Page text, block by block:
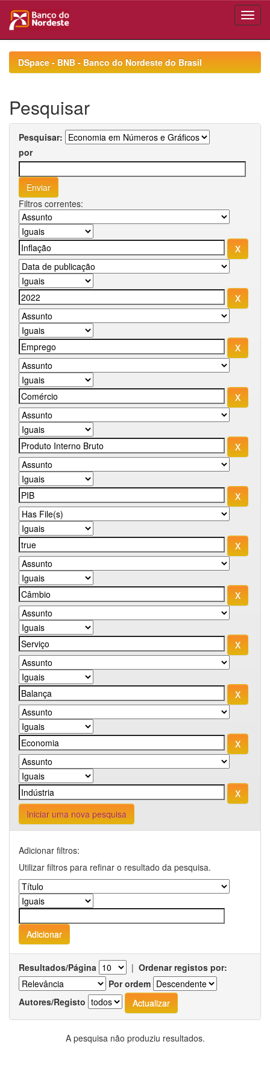
navigationDSpace - BNB - Banco do Nordeste do Brasil
Pesquisar
Pesquisar:
por
Filtros correntes:
Iniciar uma nova pesquisa
Adicionar filtros:
Utilizar filtros para refinar o resultado da pesquisa.
Resultados/Página | Ordenar registos por:
Por ordem
Autores/Registo
A pesquisa não produziu resultados.